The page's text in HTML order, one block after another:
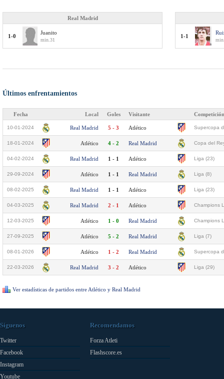
Real Madrid
1-0
Juanito
min.31
1-1
Últimos enfrentamientos
Fecha Local Goles Visitante Competición
10-01-2024 Real Madrid 5 - 3 Atlético Supercopa
18-01-2024 Atlético 4 - 2 Real Madrid Copa del
04-02-2024 Real Madrid 1 - 1 Atlético Liga (23)
29-09-2024 Atlético 1 - 1 Real Madrid Liga (8)
08-02-2025 Real Madrid 1 - 1 Atlético Liga (23)
04-03-2025 Real Madrid 2 - 1 Atlético Champions
12-03-2025 Atlético 1 - 0 Real Madrid Champions
27-09-2025 Atlético 5 - 2 Real Madrid Liga (7)
08-01-2026 Atlético 1 - 2 Real Madrid Supercopa
22-03-2026 Real Madrid 3 - 2 Atlético Liga (29)
Ver estadísticas de partidos entre Atlético y Real Madrid
Síguenos
Twitter
Facebook
Instagram
Youtube
Recomendamos
Forza Atleti
Flashscore.es